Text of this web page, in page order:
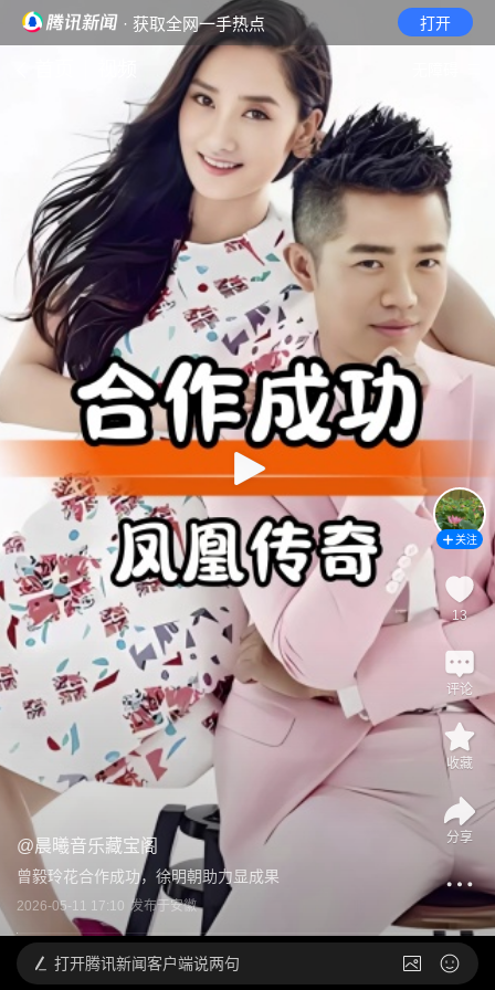
· 获取全网一手热点 打开
@晨曦音乐藏宝阁
曾毅玲花合作成功，徐明朝助力显成果
2026-05-11 17:10 发布于安徽
关注
13
评论
收藏
分享
打开腾讯新闻客户端说两句